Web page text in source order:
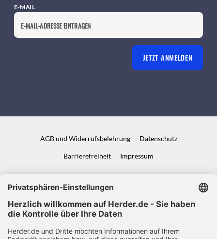
E-MAIL
JETZT ANMELDEN
AGB und Widerrufsbelehrung Datenschutz
Barrierefreiheit Impressum
VERTRAG WIDERRUFEN